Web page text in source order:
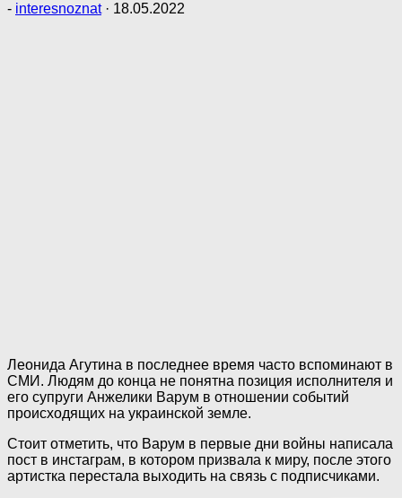
- interesnoznat · 18.05.2022
Леонида Агутина в последнее время часто вспоминают в
СМИ. Людям до конца не понятна позиция исполнителя и
его супруги Анжелики Варум в отношении событий
происходящих на украинской земле.
Стоит отметить, что Варум в первые дни вoйны написала
пост в инстаграм, в котором призвала к миру, после этого
артистка перестала выходить на связь с подписчиками.